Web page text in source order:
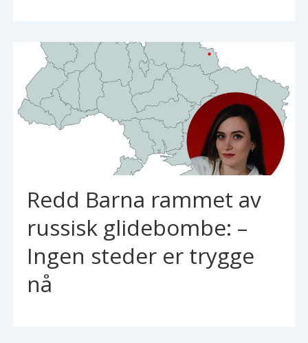
Redd Barna rammet av
russisk glidebombe: –
Ingen steder er trygge
nå